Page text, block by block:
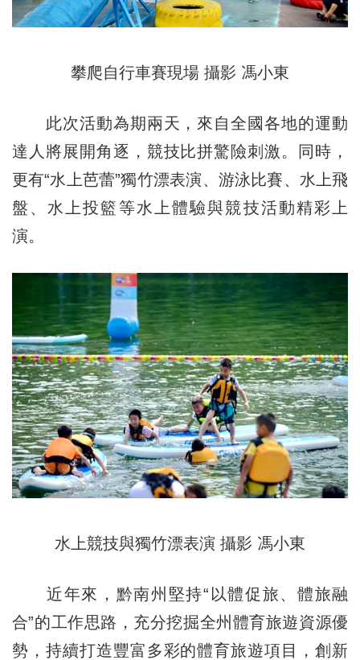
攀爬自行車賽現場 攝影 馮小東
此次活動為期兩天，來自全國各地的運動
達人將展開角逐，競技比拼驚險刺激。同時，
更有“水上芭蕾”獨竹漂表演、游泳比賽、水上飛
盤、水上投籃等水上體驗與競技活動精彩上
演。
水上競技與獨竹漂表演 攝影 馮小東
近年來，黔南州堅持“以體促旅、體旅融
合”的工作思路，充分挖掘全州體育旅遊資源優
勢，持續打造豐富多彩的體育旅遊項目，創新